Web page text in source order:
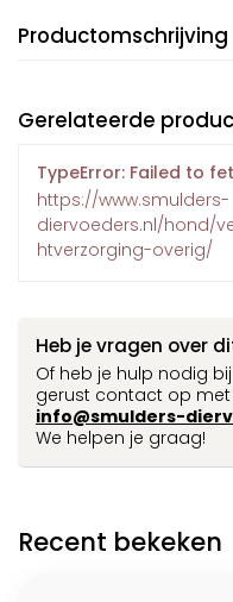
Productomschrijving
Gerelateerde
TypeError: Failed to
https://www.smulders-
diervoeders.nl/hond/
htverzorging-overig/
Heb je vragen over
Of heb je hulp nodig
gerust contact op met
info@smulders-
We helpen je graag!
Recent bekeken